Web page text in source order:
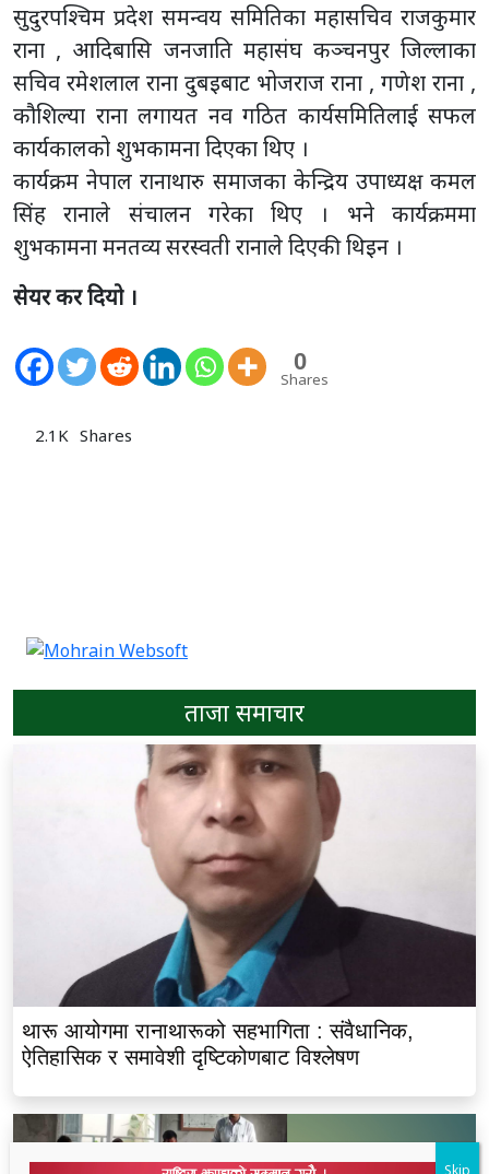
सुदुरपश्चिम प्रदेश समन्वय समितिका महासचिव राजकुमार
राना , आदिबासि जनजाति महासंघ कञ्चनपुर जिल्लाका
सचिव रमेशलाल राना दुबइबाट भोजराज राना , गणेश राना ,
कौशिल्या राना लगायत नव गठित कार्यसमितिलाई सफल
कार्यकालको शुभकामना दिएका थिए ।
कार्यक्रम नेपाल रानाथारु समाजका केन्द्रिय उपाध्यक्ष कमल
सिंह रानाले संचालन गरेका थिए । भने कार्यक्रममा
शुभकामना मनतव्य सरस्वती रानाले दिएकी थिइन ।
सेयर कर दियो ।
0
Shares
2.1K Shares
ताजा समाचार
थारू आयोगमा रानाथारूको सहभागिता : संवैधानिक,
ऐतिहासिक र समावेशी दृष्टिकोणबाट विश्लेषण
Skip